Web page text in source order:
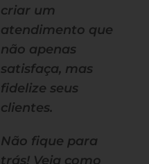
criar um
atendimento que
não apenas
satisfaça, mas
fidelize seus
clientes.
Não fique para
trás! Veja como